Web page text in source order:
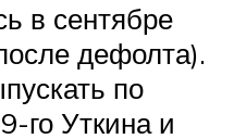
в сентябре
дефолта).
по
го Уткина и